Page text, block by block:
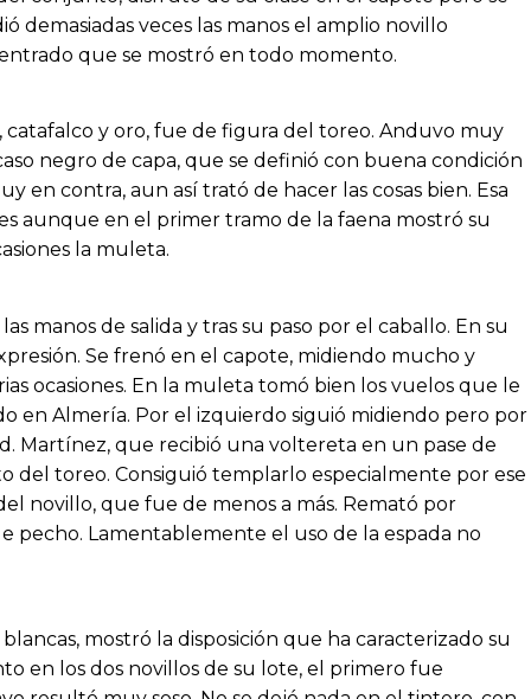
demasiadas veces las manos el amplio novillo
que se mostró en todo momento.
y oro, fue de figura del toreo. Anduvo muy
negro de capa, que se definió con buena condición
en contra, aun así trató de hacer las cosas bien. Esa
aunque en el primer tramo de la faena mostró su
la muleta.
manos de salida y tras su paso por el caballo. En su
Se frenó en el capote, midiendo mucho y
ocasiones. En la muleta tomó bien los vuelos que le
en Almería. Por el izquierdo siguió midiendo pero por
Martínez, que recibió una voltereta en un pase de
del toreo. Consiguió templarlo especialmente por ese
novillo, que fue de menos a más. Remató por
pecho. Lamentablemente el uso de la espada no
mostró la disposición que ha caracterizado su
en los dos novillos de su lote, el primero fue